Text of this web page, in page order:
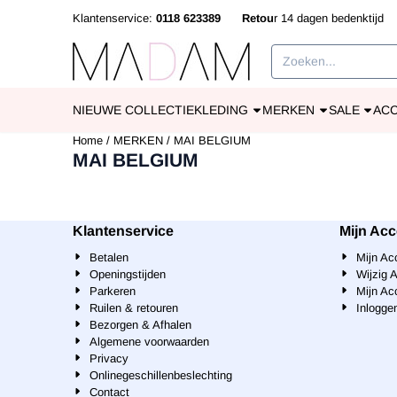
Klantenservice: 0118 623389 Retour 14 dagen
Zoeken
NIEUWE COLLECTIEKLEDING MERKEN SALE
Home / MERKEN / MAI BELGIUM
MAI BELGIUM
Klantenservice
Betalen
Openingstijden
Parkeren
Ruilen & retouren
Bezorgen & Afhalen
Algemene voorwaarden
Privacy
Onlinegeschillenbeslechting
Contact
Mijn
Mijn
Wijzig
Mijn